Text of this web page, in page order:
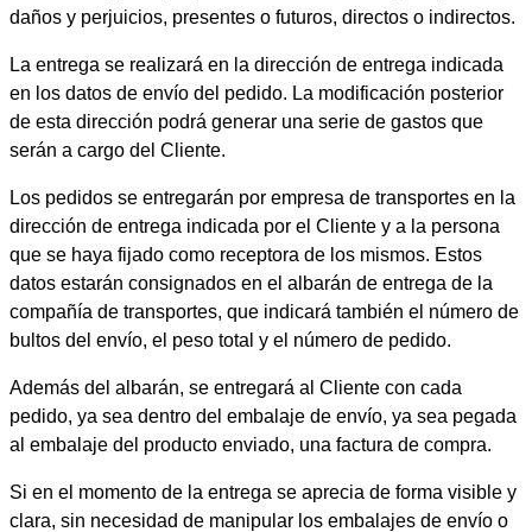
daños y perjuicios, presentes o futuros, directos o indirectos.
La entrega se realizará en la dirección de entrega indicada
en los datos de envío del pedido. La modificación posterior
de esta dirección podrá generar una serie de gastos que
serán a cargo del Cliente.
Los pedidos se entregarán por empresa de transportes en la
dirección de entrega indicada por el Cliente y a la persona
que se haya fijado como receptora de los mismos. Estos
datos estarán consignados en el albarán de entrega de la
compañía de transportes, que indicará también el número de
bultos del envío, el peso total y el número de pedido.
Además del albarán, se entregará al Cliente con cada
pedido, ya sea dentro del embalaje de envío, ya sea pegada
al embalaje del producto enviado, una factura de compra.
Si en el momento de la entrega se aprecia de forma visible y
clara, sin necesidad de manipular los embalajes de envío o